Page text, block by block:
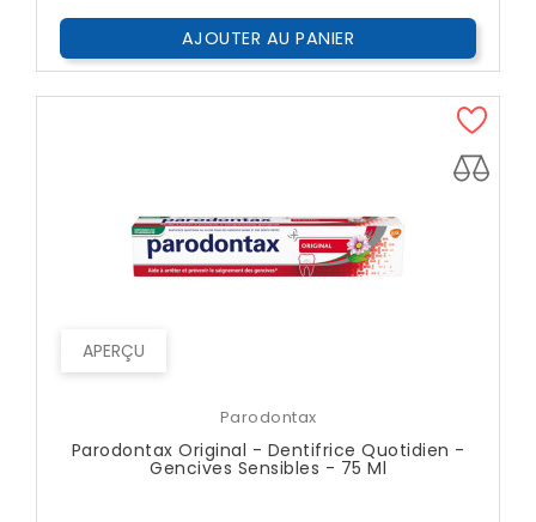
AJOUTER AU PANIER
APERÇU
Parodontax
Parodontax Original - Dentifrice Quotidien -
Gencives Sensibles - 75 Ml